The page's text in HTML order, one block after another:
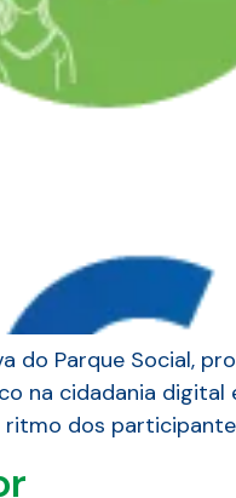
do Parque Social,
na cidadania
dos